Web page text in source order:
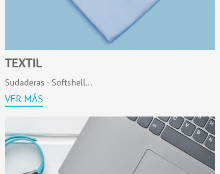
TEXTIL
Sudaderas - Softshell...
VER MÁS